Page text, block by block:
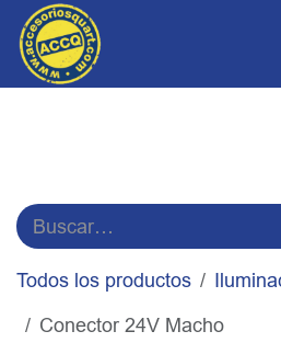
Ir al contenido
Todos los productos
Conector 24V Macho